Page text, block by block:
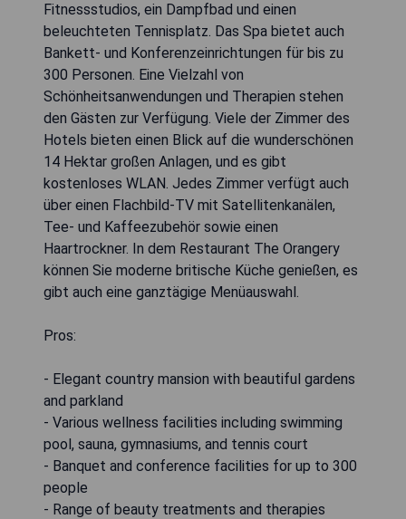
Fitnessstudios, ein Dampfbad und einen
beleuchteten Tennisplatz. Das Spa bietet auch
Bankett- und Konferenzeinrichtungen für bis zu
300 Personen. Eine Vielzahl von
Schönheitsanwendungen und Therapien stehen
den Gästen zur Verfügung. Viele der Zimmer des
Hotels bieten einen Blick auf die wunderschönen
14 Hektar großen Anlagen, und es gibt
kostenloses WLAN. Jedes Zimmer verfügt auch
über einen Flachbild-TV mit Satellitenkanälen,
Tee- und Kaffeezubehör sowie einen
Haartrockner. In dem Restaurant The Orangery
können Sie moderne britische Küche genießen, es
gibt auch eine ganztägige Menüauswahl.
Pros:
- Elegant country mansion with beautiful gardens
and parkland
- Various wellness facilities including swimming
pool, sauna, gymnasiums, and tennis court
- Banquet and conference facilities for up to 300
people
- Range of beauty treatments and therapies